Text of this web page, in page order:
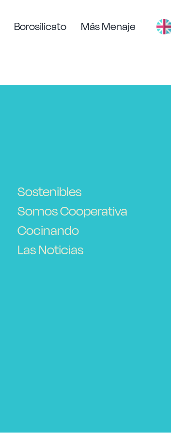
Borosilicato Más Menaje
Sostenibles
Somos Cooperativa
Cocinando
Las Noticias